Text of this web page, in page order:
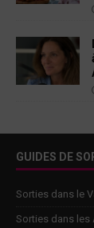
GUIDES DE
Sorties dans le
Sorties dans les